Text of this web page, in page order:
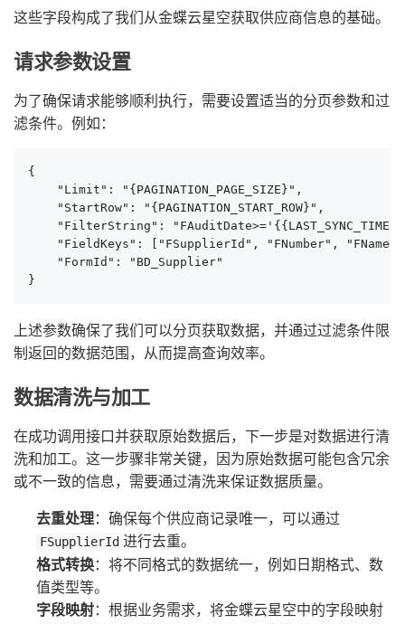
这些字段构成了我们从金蝶云星空获取供应商信息的基础。
请求参数设置
为了确保请求能够顺利执行，需要设置适当的分页参数和过
滤条件。例如：
{
    "Limit": "{PAGINATION_PAGE_SIZE}",
    "StartRow": "{PAGINATION_START_ROW}",
"FilterString":
"FieldKeys": ["FSupplierId", "FNumber",
    "FormId": "BD_Supplier"
}
上述参数确保了我们可以分页获取数据，并通过过滤条件限
制返回的数据范围，从而提高查询效率。
数据清洗与加工
在成功调用接口并获取原始数据后，下一步是对数据进行清
洗和加工。这一步骤非常关键，因为原始数据可能包含冗余
或不一致的信息，需要通过清洗来保证数据质量。
去重处理：确保每个供应商记录唯一，可以通过
FSupplierId 进行去重。
格式转换：将不同格式的数据统一，例如日期格式、数
值类型等。
字段映射：根据业务需求，将金蝶云星空中的字段映射